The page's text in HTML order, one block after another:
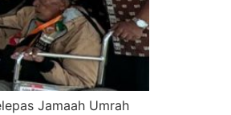
Jamaah Umrah